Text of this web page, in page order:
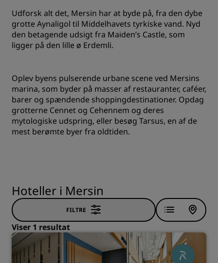
Udforsk alt det, Mersin har at byde på, fra den dybe
grotte Aynaligol til Middelhavets tyrkiske vand. Nyd
den betagende udsigt fra Maiden’s Castle, som
ligger på den lille ø Erdemli.
Oplev byens pulserende urbane scene ved Mersins
marina, som byder på masser af restauranter, caféer,
barer og spændende shoppingdestinationer. Opdag
grotterne Cennet og Cehennem og deres
mytologiske udspring, eller besøg Tarsus, en af de
mest berømte byer fra oldtiden.
Hoteller i Mersin
FILTRE
Viser 1 resultat